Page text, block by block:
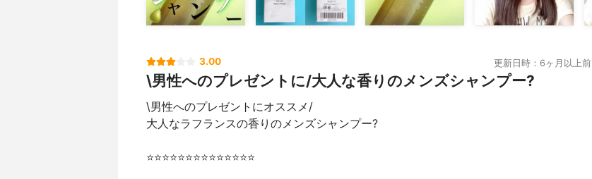
3.00 更新日時：6ヶ月以上前
\男性へのプレゼントに/大人な香りのメンズシャンプー?
\男性へのプレゼントにオススメ/
大人なラフランスの香りのメンズシャンプー?
⭐️⭐️⭐️⭐️⭐️⭐️⭐️⭐️⭐️⭐️⭐️⭐️⭐️⭐️